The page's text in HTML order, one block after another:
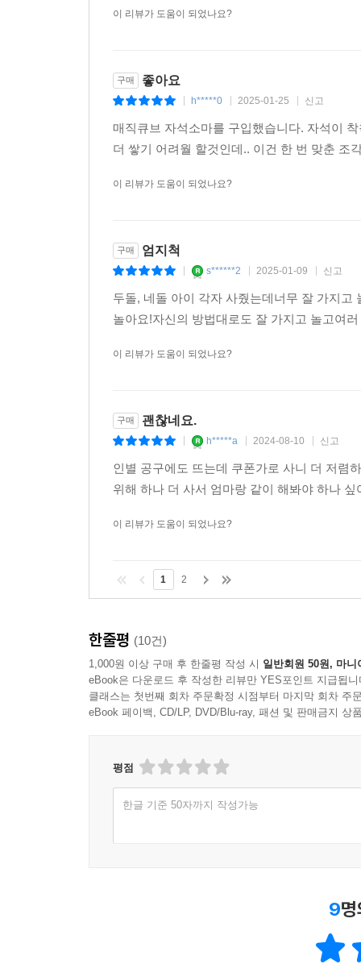
이 리뷰가 도움이 되었나요?
구매 좋아요
h*****0 2025-01-25 신고
매직큐브 자석소마를 구입했습니다. 자석이
더 쌓기 어려월 할것인데.. 이건 한 번 맞춘 조
이 리뷰가 도움이 되었나요?
구매 엄지척
s******2 2025-01-09 신고
두돌, 네돌 아이 각자 사줬는데너무 잘 가지
놀아요!자신의 방법대로도 잘 가지고 놀고여
이 리뷰가 도움이 되었나요?
구매 괜찮네요.
h*****a 2024-08-10 신고
인별 공구에도 뜨는데 쿠폰가로 사니 더 저렴
위해 하나 더 사서 엄마랑 같이 해봐야 하나
이 리뷰가 도움이 되었나요?
1 2
한줄평 (10건)
1,000원 이상 구매 후 한줄평 작성 시 일반회원 50원, 마니
eBook은 다운로드 후 작성한 리뷰만 YES포인트 지급됩니
클래스는 첫번째 회차 주문확정 시점부터 마지막 회차 주
eBook 페이백, CD/LP, DVD/Blu-ray, 패션 및 판매금지 상
평점
한글 기준 50자까지 작성가능
9